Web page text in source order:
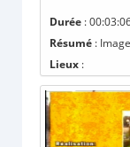
Durée :
Résumé :
Lieux :